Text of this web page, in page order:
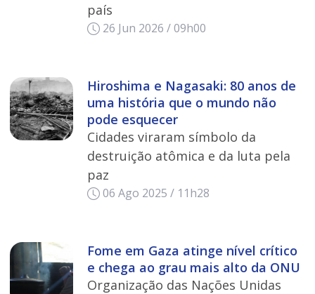
país
26 Jun 2026 / 09h00
Hiroshima e Nagasaki: 80 anos de
uma história que o mundo não
pode esquecer
Cidades viraram símbolo da
destruição atômica e da luta pela
paz
06 Ago 2025 / 11h28
Fome em Gaza atinge nível crítico
e chega ao grau mais alto da ONU
Organização das Nações Unidas